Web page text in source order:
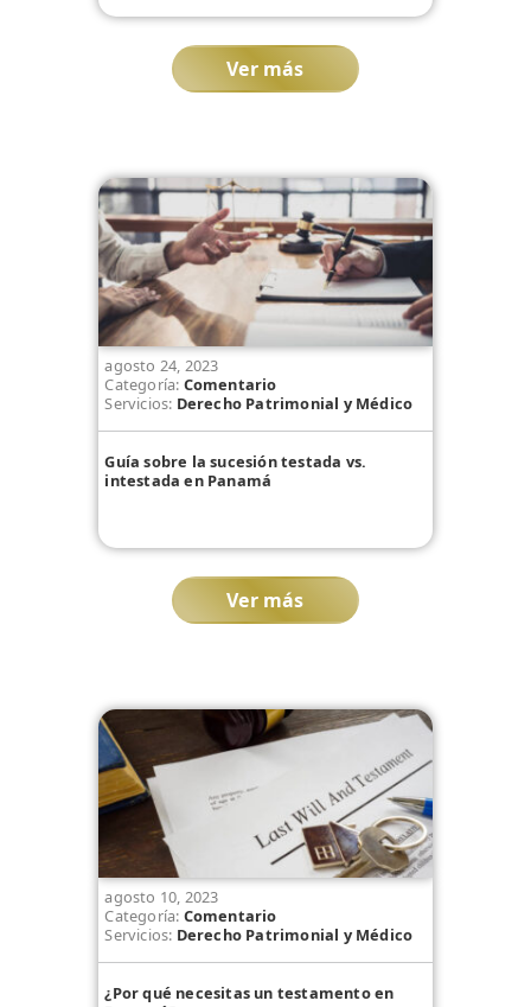
Ver más
agosto 24, 2023
Categoría: Comentario
Servicios: Derecho Patrimonial y Médico
Guía sobre la sucesión testada vs.
intestada en Panamá
Ver más
agosto 10, 2023
Categoría: Comentario
Servicios: Derecho Patrimonial y Médico
¿Por qué necesitas un testamento en